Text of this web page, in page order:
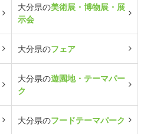
大分県の美術展・博物展・展
示会
大分県のフェア
大分県の遊園地・テーマパー
ク
大分県のフードテーマパーク